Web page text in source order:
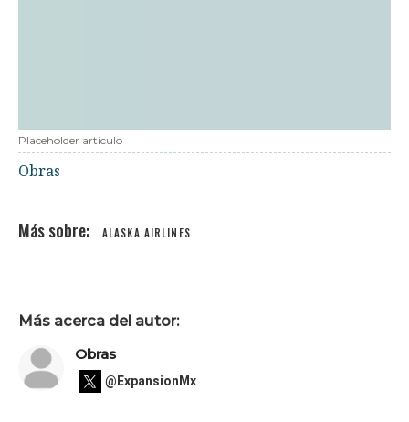
Placeholder articulo
Obras
ALASKA AIRLINES
Más acerca del autor:
Obras
@ExpansionMx